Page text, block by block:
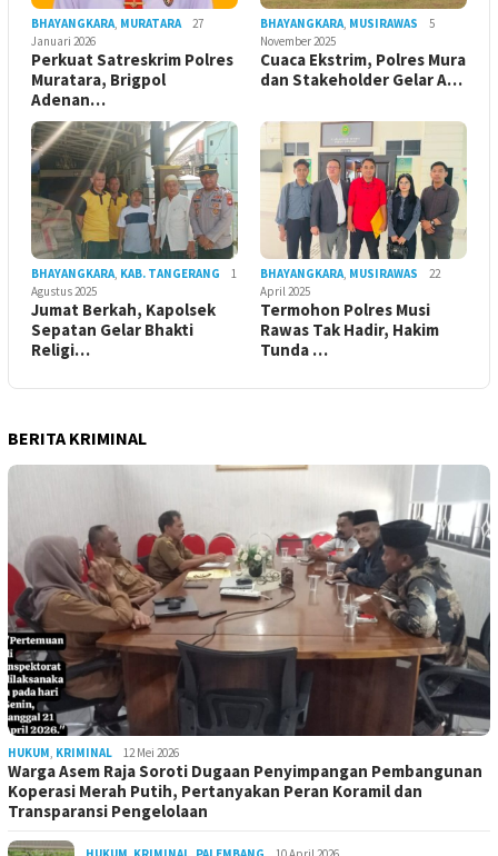
BHAYANGKARA MURATARA
27
Januari 2026
Perkuat Satreskrim Polres
Muratara, Brigpol
Adenan…
BHAYANGKARA MUSIRAWAS
5
November 2025
Cuaca Ekstrim, Polres Mura
dan Stakeholder Gelar A…
BHAYANGKARA KAB. TANGERANG
1
Agustus 2025
Jumat Berkah, Kapolsek
Sepatan Gelar Bhakti
Religi…
BHAYANGKARA MUSIRAWAS
22
April 2025
Termohon Polres Musi
Rawas Tak Hadir, Hakim
Tunda …
BERITA KRIMINAL
HUKUM KRIMINAL 12 Mei 2026
Warga Asem Raja Soroti Dugaan Penyimpangan Pembangunan
Koperasi Merah Putih, Pertanyakan Peran Koramil dan
Transparansi Pengelolaan